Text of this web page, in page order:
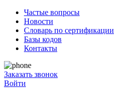
Частые вопросы
Новости
Словарь по сертификации
Базы кодов
Контакты
Заказать звонок
Войти